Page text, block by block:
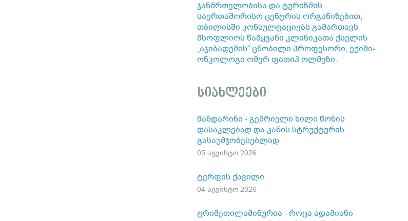
ჯანმრთელობისა და ტურიზმის
საერთაშორისო ცენტრის ორგანიზებით,
თბილისში კონსულტაციებს გამართავს
მსოფლიოს წამყვანი კლინიკათა ქსელის
„აჯიბადემის“ ცნობილი პროფესორი, ექიმი-
ონკოლოგი ომერ ფათიჰ ოლმეზი.
სიახლეები
მანდარინი - გემრიელი ხილი წონის
დასაკლებად და კანის სტრუქტურის
გასაუმჯობესებლად
05 აგვისტო 2026
ტერფის ქავილი
04 აგვისტო 2026
ტრიმეთილამინურია - როცა ადამიანი